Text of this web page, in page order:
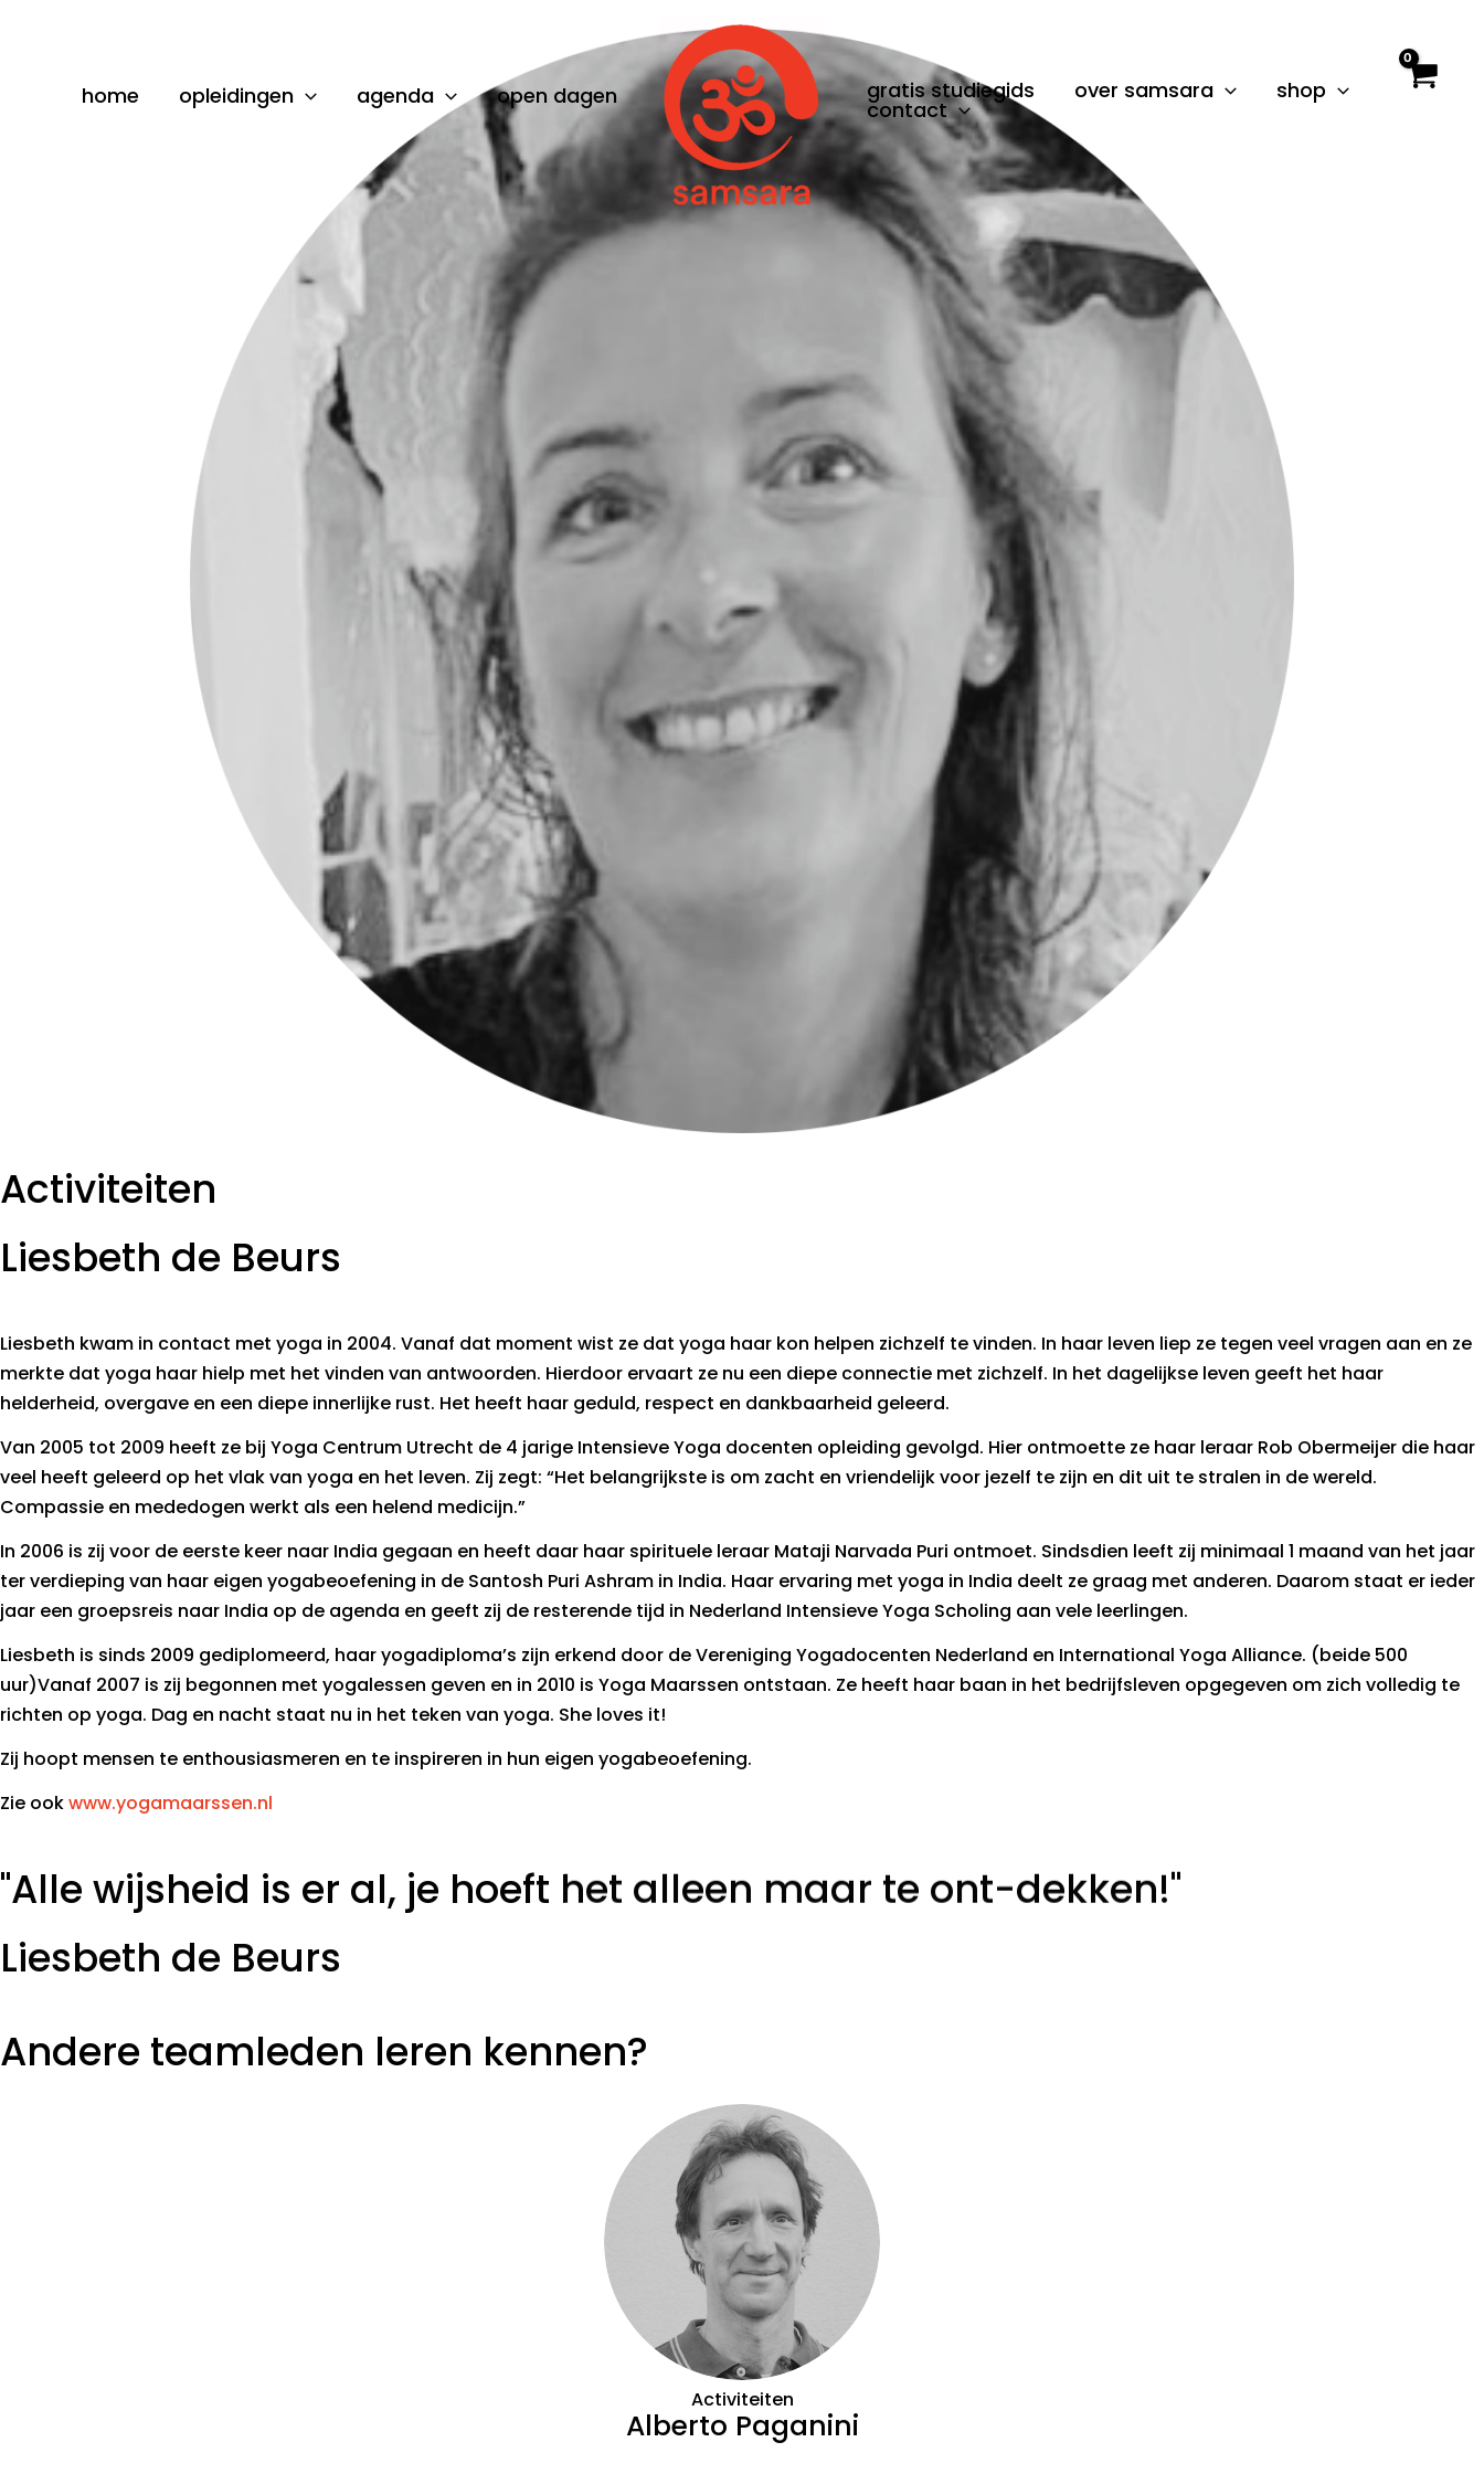
home opleidingen agenda open dagen gratis studiegids over samsara shop
contact
Activiteiten
Liesbeth de Beurs
Liesbeth kwam in contact met yoga in 2004. Vanaf dat moment wist ze dat yoga haar kon helpen zichzelf te vinden. In haar leven liep ze tegen veel vragen aan en ze
merkte dat yoga haar hielp met het vinden van antwoorden. Hierdoor ervaart ze nu een diepe connectie met zichzelf. In het dagelijkse leven geeft het haar
helderheid, overgave en een diepe innerlijke rust. Het heeft haar geduld, respect en dankbaarheid geleerd.
Van 2005 tot 2009 heeft ze bij Yoga Centrum Utrecht de 4 jarige Intensieve Yoga docenten opleiding gevolgd. Hier ontmoette ze haar leraar Rob Obermeijer die haar
veel heeft geleerd op het vlak van yoga en het leven. Zij zegt: “Het belangrijkste is om zacht en vriendelijk voor jezelf te zijn en dit uit te stralen in de wereld.
Compassie en mededogen werkt als een helend medicijn.”
In 2006 is zij voor de eerste keer naar India gegaan en heeft daar haar spirituele leraar Mataji Narvada Puri ontmoet. Sindsdien leeft zij minimaal 1 maand van het jaar
ter verdieping van haar eigen yogabeoefening in de Santosh Puri Ashram in India. Haar ervaring met yoga in India deelt ze graag met anderen. Daarom staat er ieder
jaar een groepsreis naar India op de agenda en geeft zij de resterende tijd in Nederland Intensieve Yoga Scholing aan vele leerlingen.
Liesbeth is sinds 2009 gediplomeerd, haar yogadiploma’s zijn erkend door de Vereniging Yogadocenten Nederland en International Yoga Alliance. (beide 500
uur)Vanaf 2007 is zij begonnen met yogalessen geven en in 2010 is Yoga Maarssen ontstaan. Ze heeft haar baan in het bedrijfsleven opgegeven om zich volledig te
richten op yoga. Dag en nacht staat nu in het teken van yoga. She loves it!
Zij hoopt mensen te enthousiasmeren en te inspireren in hun eigen yogabeoefening.
Zie ookwww.yogamaarssen.nl
"Alle wijsheid is er al, je hoeft het alleen maar te ont-dekken!"
Liesbeth de Beurs
Andere teamleden leren kennen?
Activiteiten
Alberto Paganini